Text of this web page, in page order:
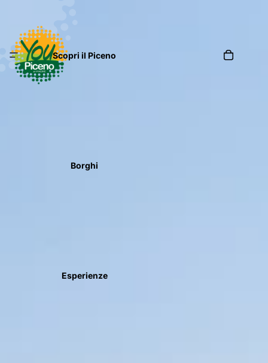
Scopri il Piceno
Borghi
Esperienze